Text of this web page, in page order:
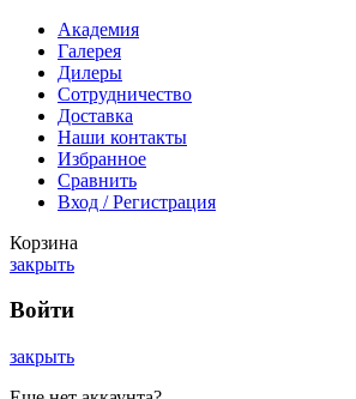
Академия
Галерея
Дилеры
Сотрудничество
Доставка
Наши контакты
Избранное
Сравнить
Вход / Регистрация
Корзина
закрыть
Войти
закрыть